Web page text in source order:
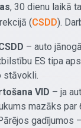
, 30 dienu laikā
(CSDD).
– auto
ES tipa
stāvokli.
VID – ja
mazāks par
gadījumos